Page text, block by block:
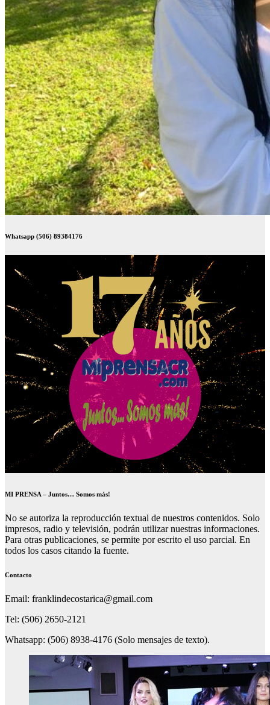
Whatsapp (506) 89384176
MI PRENSA – Juntos… Somos más!
No se autoriza la reproducción textual de nuestros contenidos. Solo
impresos, radio y televisión, podrán utilizar nuestras informaciones.
Para otras publicaciones, se permite por escrito el uso parcial. En
todos los casos citando la fuente.
Contacto
Email: franklindecostarica@gmail.com
Tel: (506) 2650-2121
Whatsapp: (506) 8938-4176 (Solo mensajes de texto).